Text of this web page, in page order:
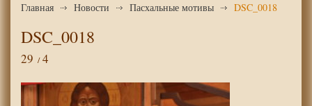
Главная Новости Пасхальные мотивы DSC_0018
DSC_0018
29 4